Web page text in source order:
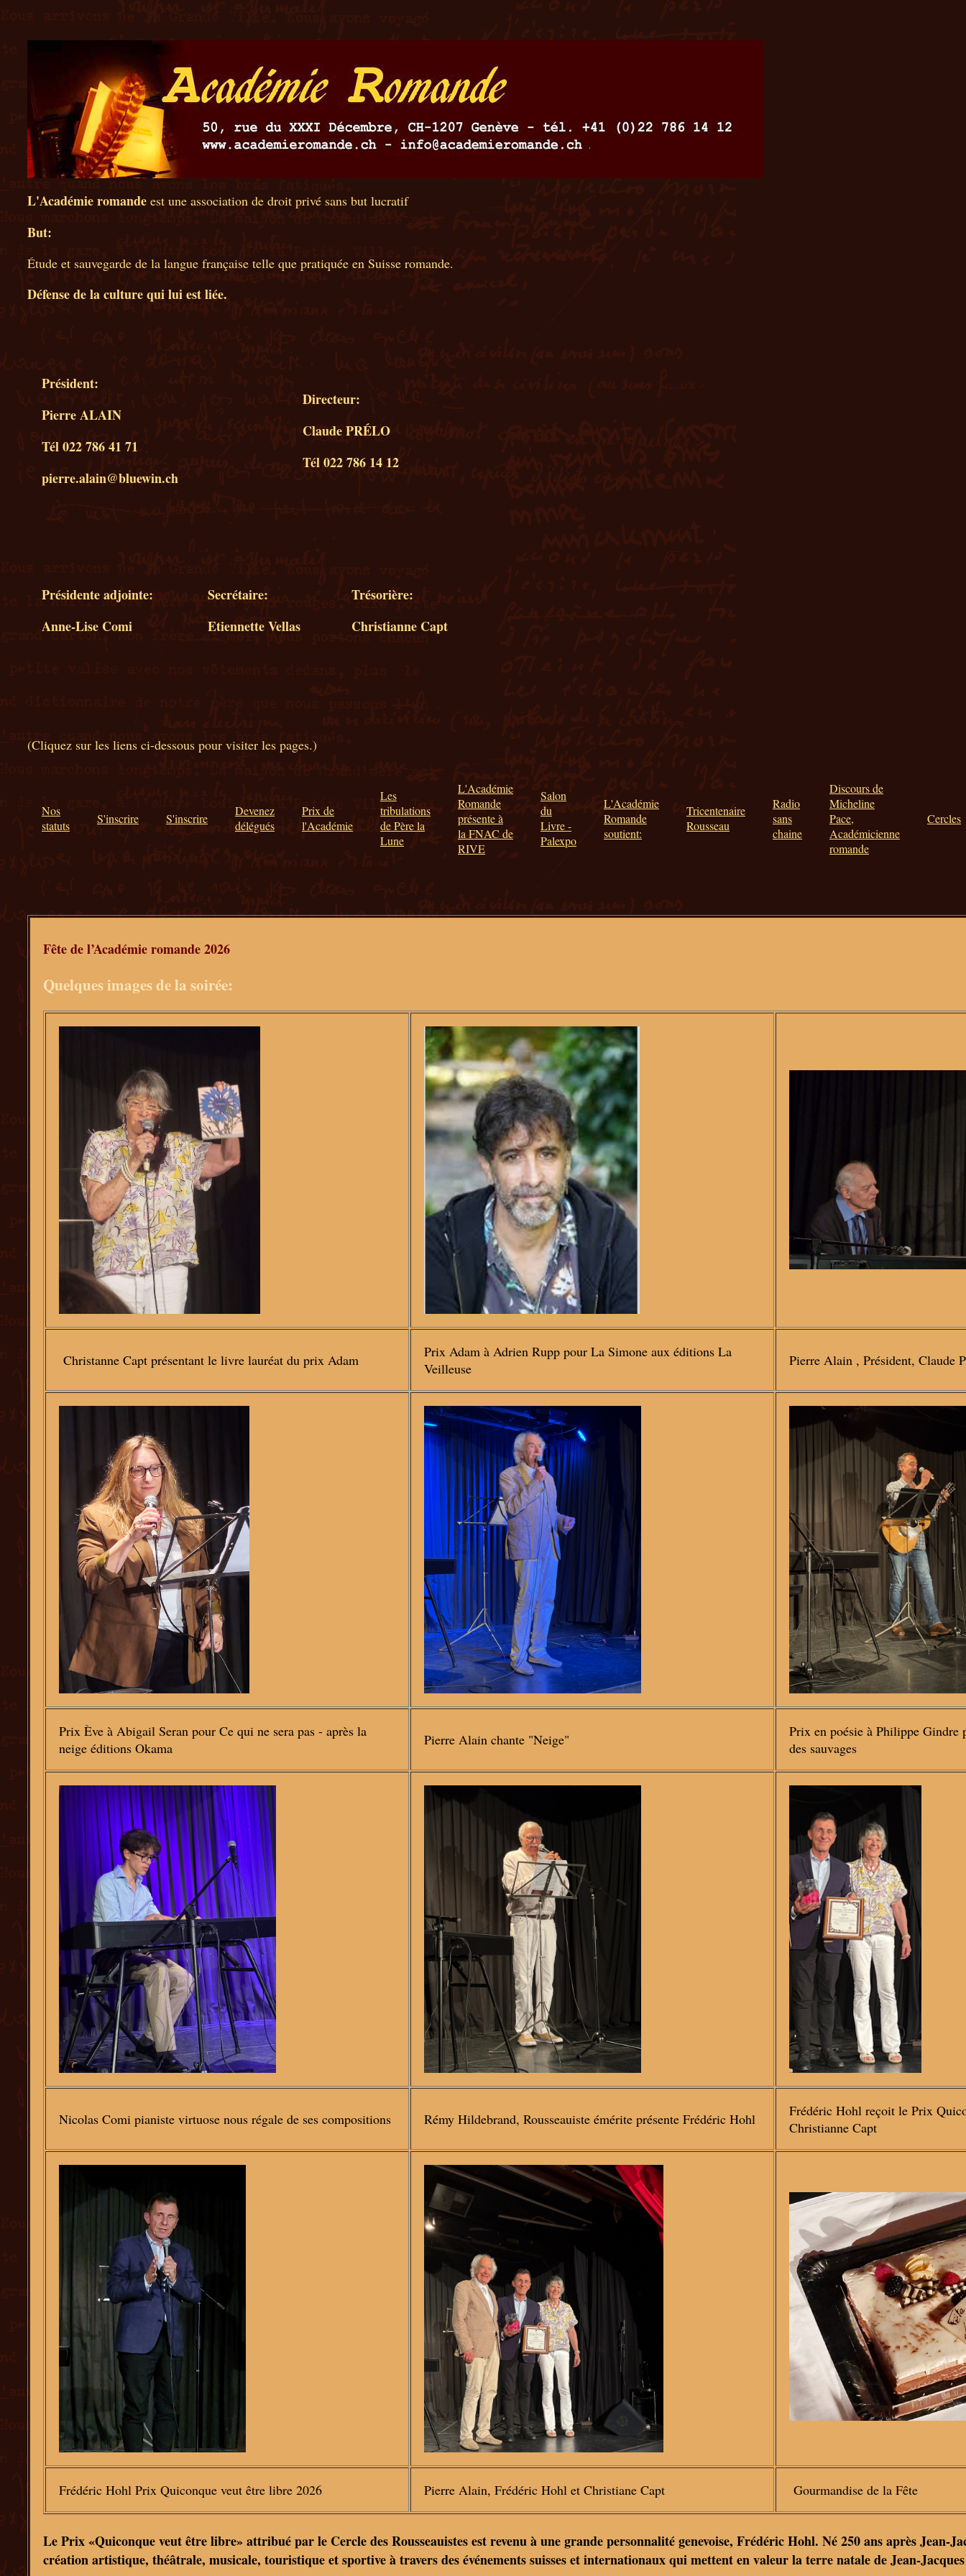
L'Académie romande est une association de droit privé sans but lucratif
But:
Étude et sauvegarde de la langue française telle que pratiquée en Suisse romande.
Défense de la culture qui lui est liée.
Président:
Pierre ALAIN
Tél 022 786 41 71
pierre.alain@bluewin.ch
Directeur:
Claude PRÉLO
Tél 022 786 14 12
Présidente adjointe:
Anne-Lise Comi
Secrétaire:
Etiennette Vellas
Trésorière:
Christianne Capt
(Cliquez sur les liens ci-dessous pour visiter les pages.)
Nos
statuts
S'inscrire S'inscrire
Devenez
délégués
Prix de
l'Académie
Les
tribulations
de Père la
Lune
L'Académie
Romande
présente à
la FNAC de
RIVE
Salon
du
Livre -
Palexpo
L'Académie
Romande
soutient:
Tricentenaire
Rousseau
Radio
sans
chaine
Discours de
Micheline
Pace,
Académicienne
romande
Cercles
Fête de l’Académie romande 2026
Quelques images de la soirée:
Christanne Capt présentant le livre lauréat du prix Adam
Prix Adam à Adrien Rupp pour La Simone aux éditions La
Veilleuse
Pierre Alain , Président, Claude
Prix Ève à Abigail Seran pour Ce qui ne sera pas - après la
neige éditions Okama
Pierre Alain chante "Neige"
Prix en poésie à Philippe
des sauvages
Nicolas Comi pianiste virtuose nous régale de ses compositions Rémy Hildebrand, Rousseauiste émérite présente Frédéric Hohl
Frédéric Hohl reçoit le Prix
Christianne Capt
Frédéric Hohl Prix Quiconque veut être libre 2026 Pierre Alain, Frédéric Hohl et Christiane Capt Gourmandise de la Fête
Le Prix «Quiconque veut être libre» attribué par le Cercle des Rousseauistes est revenu à une grande personnalité genevoise, Frédéric Hohl. Né 250 ans après
création artistique, théâtrale, musicale, touristique et sportive à travers des événements suisses et internationaux qui mettent en valeur la terre natale de Jean-Jacques